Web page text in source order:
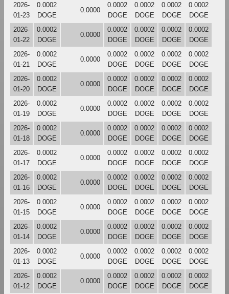
2026-
01-23
0.0002
DOGE
0.0000
0.0002
DOGE
0.0002
DOGE
0.0002
DOGE
0.0002
DOGE
2026-
01-22
0.0002
DOGE
0.0000
0.0002
DOGE
0.0002
DOGE
0.0002
DOGE
0.0002
DOGE
2026-
01-21
0.0002
DOGE
0.0000
0.0002
DOGE
0.0002
DOGE
0.0002
DOGE
0.0002
DOGE
2026-
01-20
0.0002
DOGE
0.0000
0.0002
DOGE
0.0002
DOGE
0.0002
DOGE
0.0002
DOGE
2026-
01-19
0.0002
DOGE
0.0000
0.0002
DOGE
0.0002
DOGE
0.0002
DOGE
0.0002
DOGE
2026-
01-18
0.0002
DOGE
0.0000
0.0002
DOGE
0.0002
DOGE
0.0002
DOGE
0.0002
DOGE
2026-
01-17
0.0002
DOGE
0.0000
0.0002
DOGE
0.0002
DOGE
0.0002
DOGE
0.0002
DOGE
2026-
01-16
0.0002
DOGE
0.0000
0.0002
DOGE
0.0002
DOGE
0.0002
DOGE
0.0002
DOGE
2026-
01-15
0.0002
DOGE
0.0000
0.0002
DOGE
0.0002
DOGE
0.0002
DOGE
0.0002
DOGE
2026-
01-14
0.0002
DOGE
0.0000
0.0002
DOGE
0.0002
DOGE
0.0002
DOGE
0.0002
DOGE
2026-
01-13
0.0002
DOGE
0.0000
0.0002
DOGE
0.0002
DOGE
0.0002
DOGE
0.0002
DOGE
2026-
01-12
0.0002
DOGE
0.0000
0.0002
DOGE
0.0002
DOGE
0.0002
DOGE
0.0002
DOGE